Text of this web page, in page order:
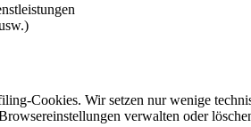
Cookies. Wir setzen nur wenige
verwalten oder